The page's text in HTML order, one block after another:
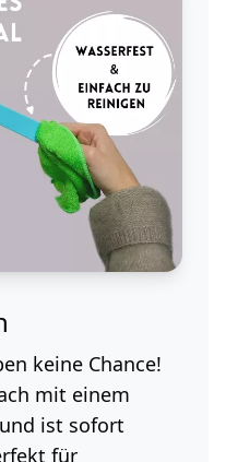
keine Chance!
mit einem
ist sofort
für